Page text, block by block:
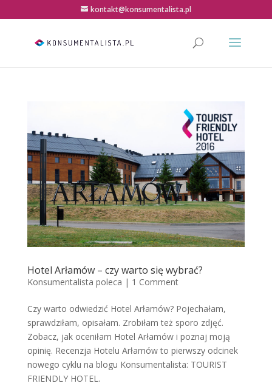
kontakt@konsumentalista.pl
Hotel Arłamów – czy warto się wybrać?
Konsumentalista poleca | 1 Comment
Czy warto odwiedzić Hotel Arłamów? Pojechałam,
sprawdziłam, opisałam. Zrobiłam też sporo zdjęć.
Zobacz, jak oceniłam Hotel Arłamów i poznaj moją
opinię. Recenzja Hotelu Arłamów to pierwszy odcinek
nowego cyklu na blogu Konsumentalista: TOURIST
FRIENDLY HOTEL.